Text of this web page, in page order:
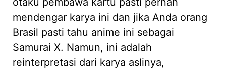
mendengar karya ini dan jika Anda orang
Brasil pasti tahu anime ini sebagai
Samurai X. Namun, ini adalah
reinterpretasi dari karya aslinya,